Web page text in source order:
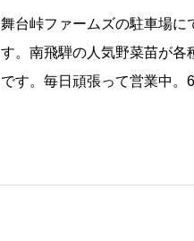
舞台峠ファームズの駐車場に
す。南飛騨の人気野菜苗が各
です。毎日頑張って営業中。